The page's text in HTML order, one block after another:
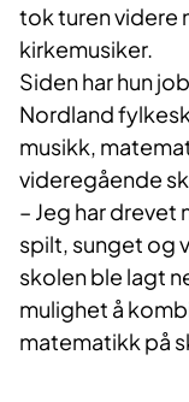
tok turen videre
kirkemusiker.
Siden har hun
Nordland
musikk,
videregående
– Jeg har
spilt, sunget og
skolen ble lagt
mulighet å
matematikk på